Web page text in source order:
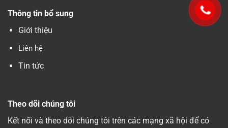
Thông tin bổ sung
Giới thiệu
Liên hệ
Tin tức
Theo dõi chúng tôi
Kết nối và theo dõi chúng tôi trên các mạng xã hội để có